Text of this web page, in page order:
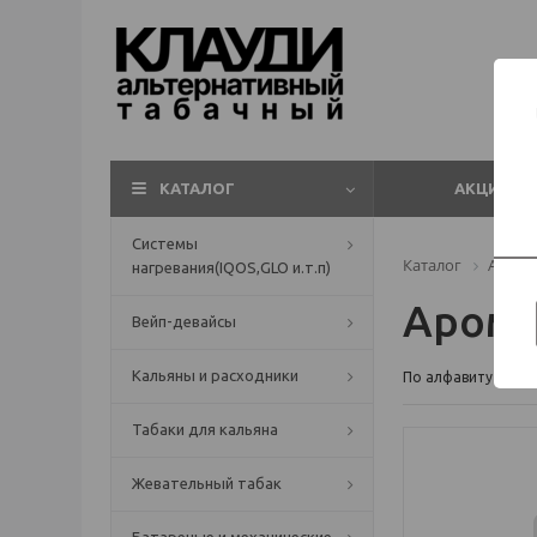
КАТАЛОГ АКЦИИ
Системы
нагревания(IQOS,GLO и.т.п)
Вейп-девайсы
Кальяны и расходники
Табаки для кальяна
Жевательный табак
Каталог
По алфавиту